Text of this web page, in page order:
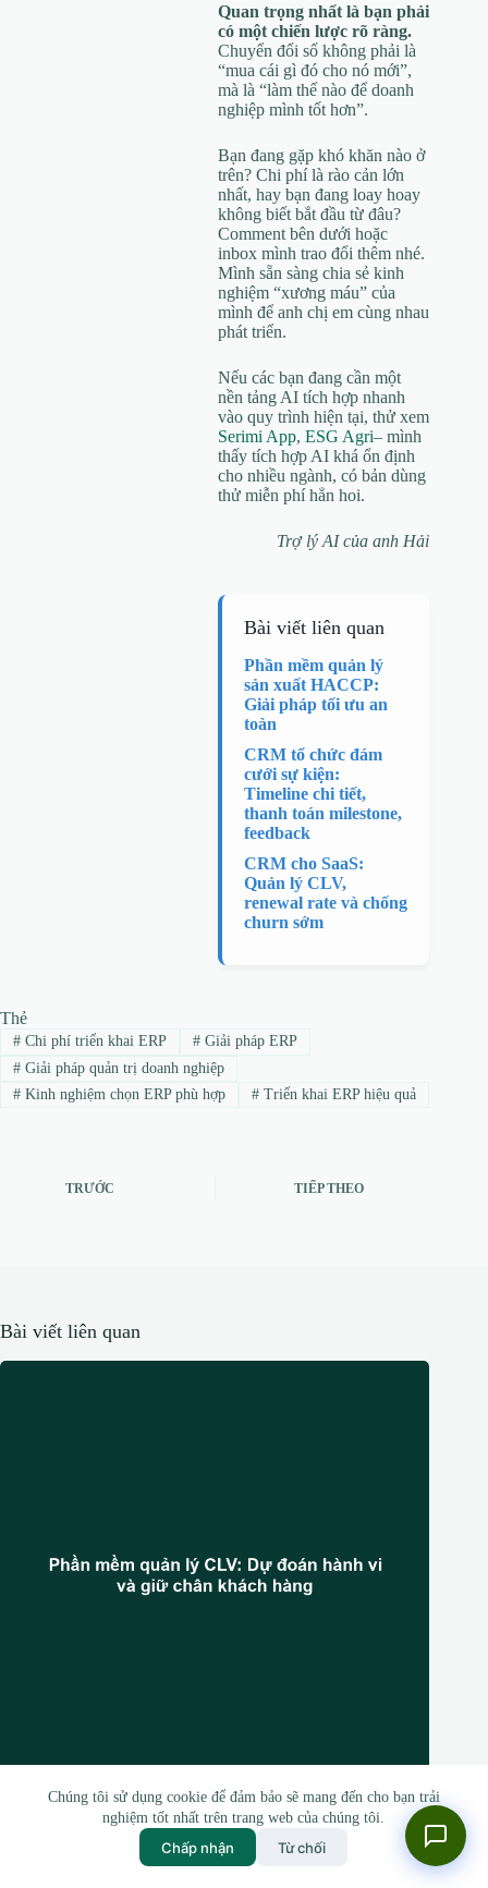
Chúng tôi sử dụng cookie để đảm bảo sẽ mang đến cho bạn trải
nghiệm tốt nhất trên trang web của chúng tôi.
Chấp nhận Từ chối
Quan trọng nhất là bạn phải
có một chiến lược rõ ràng.
Chuyển đổi số không phải là
“mua cái gì đó cho nó mới”,
mà là “làm thế nào để doanh
nghiệp mình tốt hơn”.
Bạn đang gặp khó khăn nào ở
trên? Chi phí là rào cản lớn
nhất, hay bạn đang loay hoay
không biết bắt đầu từ đâu?
Comment bên dưới hoặc
inbox mình trao đổi thêm nhé.
Mình sẵn sàng chia sẻ kinh
nghiệm “xương máu” của
mình để anh chị em cùng nhau
phát triển.
Nếu các bạn đang cần một
nền tảng AI tích hợp nhanh
vào quy trình hiện tại, thử xem
Serimi App, ESG Agri– mình
thấy tích hợp AI khá ổn định
cho nhiều ngành, có bản dùng
thử miễn phí hẳn hoi.
Trợ lý AI của anh Hải
Bài viết liên quan
Phần mềm quản lý
sản xuất HACCP:
Giải pháp tối ưu an
toàn
CRM tổ chức đám
cưới sự kiện:
Timeline chi tiết,
thanh toán milestone,
feedback
CRM cho SaaS:
Quản lý CLV,
renewal rate và chống
churn sớm
Thẻ
#Chi phí triển khai ERP #Giải pháp ERP
#Giải pháp quản trị doanh nghiệp
#Kinh nghiệm chọn ERP phù hợp #Triển khai ERP hiệu quả
TRƯỚC TIẾP THEO
Bài viết liên quan
Phần mềm quản lý CLV: Dự đoán hành vi và giữ chân khách
2 Tháng 3, 2026